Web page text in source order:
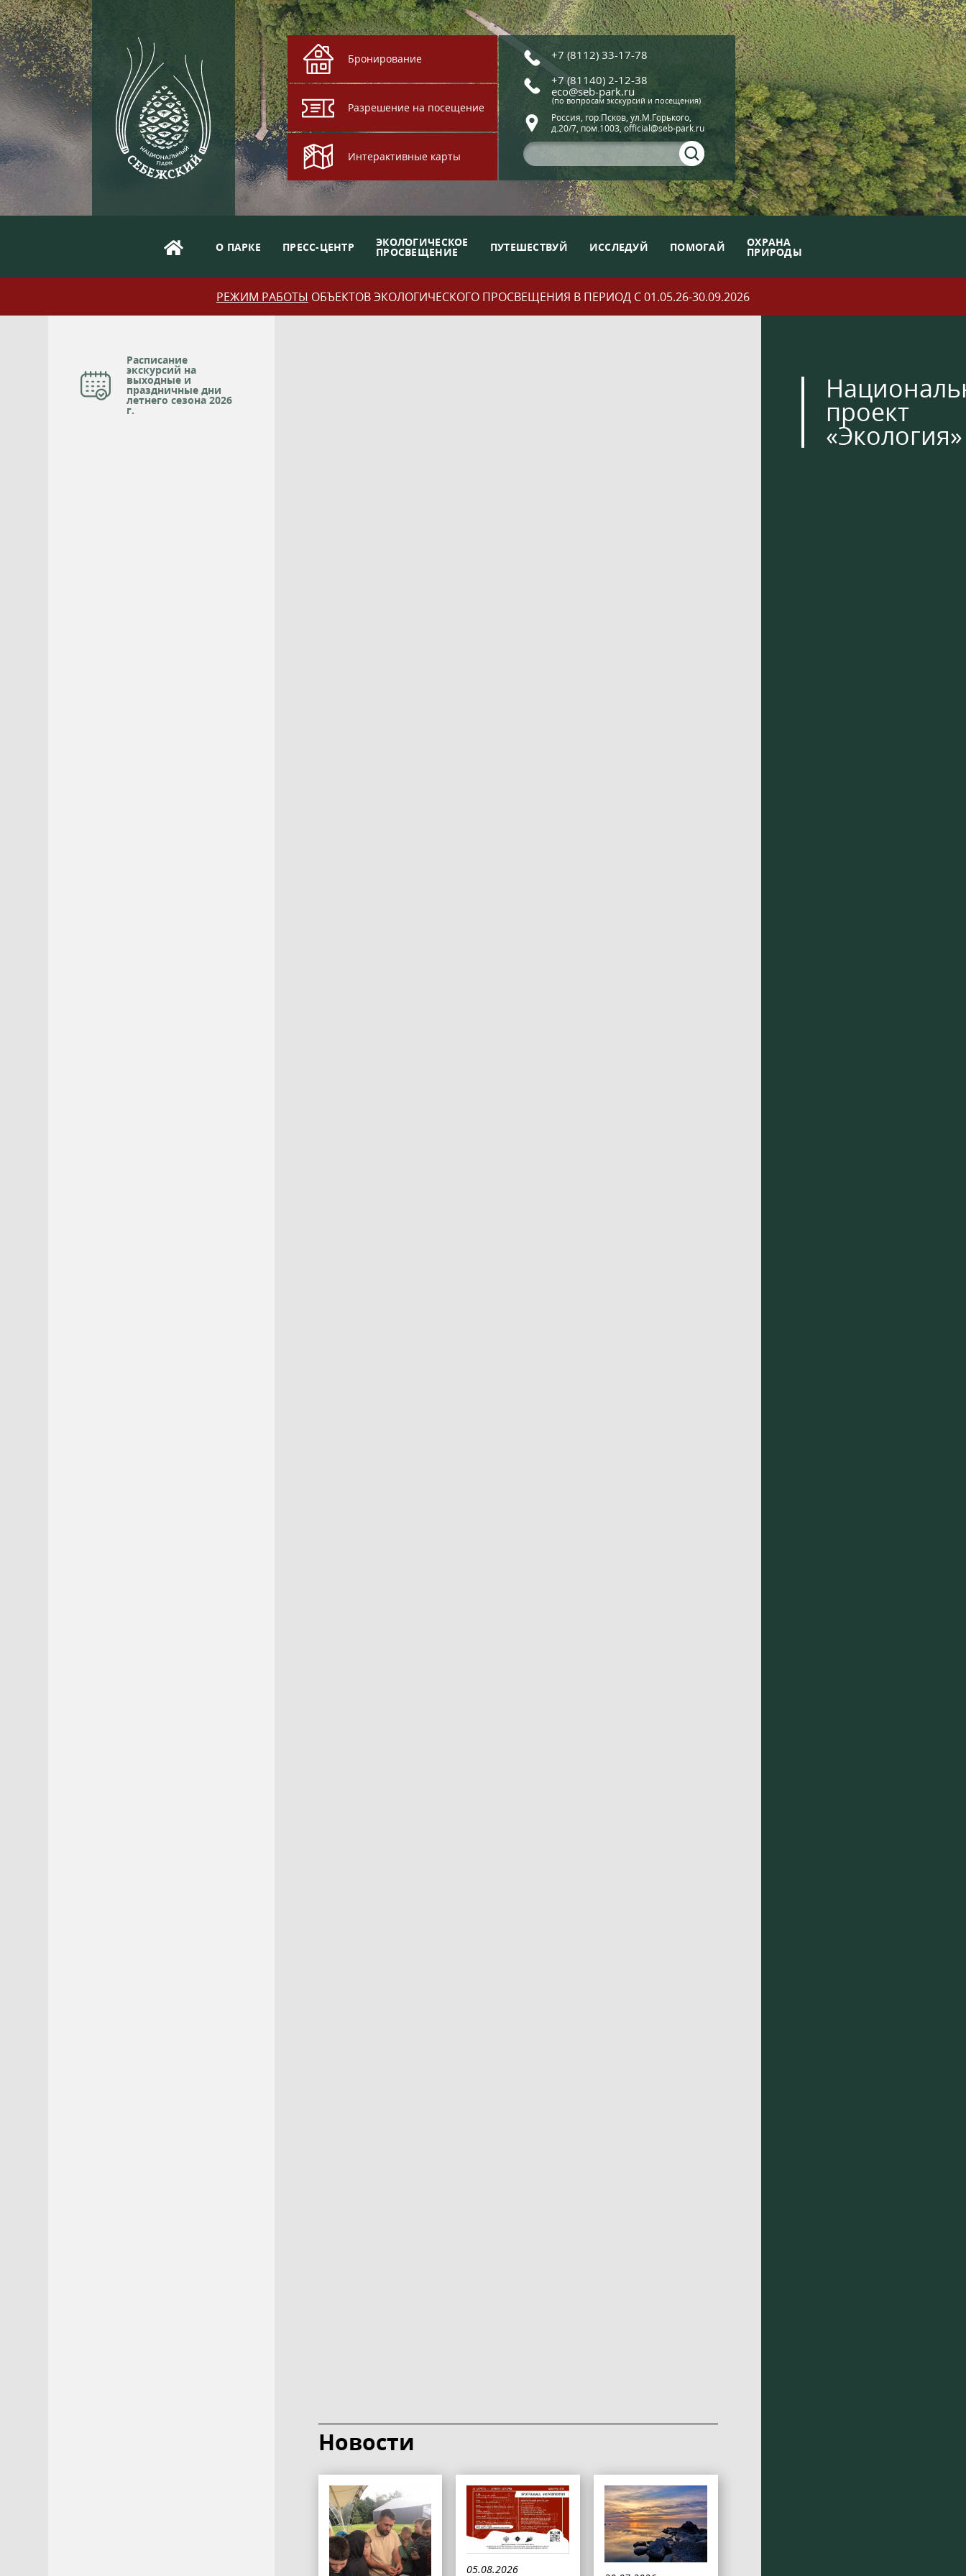
Бронирование
Разрешение на посещение
Интерактивные карты
+7 (8112) 33-17-78
+7 (81140) 2-12-38
eco@seb-park.ru
(по вопросам экскурсий и посещения)
Россия, гор.Псков, ул.М.Горького,
д.20/7, пом.1003, official@seb-park.ru
О ПАРКЕ ПРЕСС-ЦЕНТР ЭКОЛОГИЧЕСКОЕ
ПРОСВЕЩЕНИЕ ПУТЕШЕСТВУЙ ИССЛЕДУЙ ПОМОГАЙ ОХРАНА
ПРИРОДЫ
РЕЖИМ РАБОТЫ ОБЪЕКТОВ ЭКОЛОГИЧЕСКОГО ПРОСВЕЩЕНИЯ В ПЕРИОД С 01.05.26-30.09.2026
Расписание
экскурсий на
выходные и
праздничные дни
летнего сезона 2026
г.
Новости
05.08.2026
проект
«Экология»